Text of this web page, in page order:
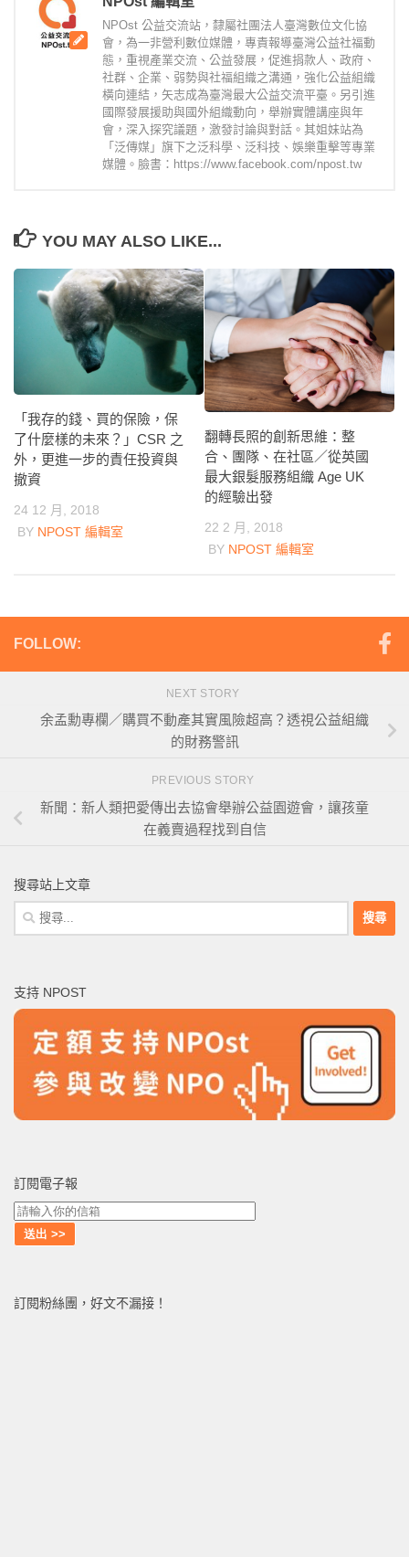
NPOst 公益交流站，隸屬社團法人臺灣數位文化協
會，為一非營利數位媒體，專責報導臺灣公益社福動
態，重視產業交流、公益發展，促進捐款人、政府、
社群、企業、弱勢與社福組織之溝通，強化公益組織
橫向連結，矢志成為臺灣最大公益交流平臺。另引進
國際發展援助與國外組織動向，舉辦實體講座與年
會，深入探究議題，激發討論與對話。其姐妹站為
「泛傳媒」旗下之泛科學、泛科技、娛樂重擊等專業
媒體。臉書：https://www.facebook.com/npost.tw
YOU MAY ALSO LIKE...
「我存的錢、買的保險，保
了什麼樣的未來？」CSR 之
外，更進一步的責任投資與
撤資
24 12 月, 2018
BY NPOST 編輯室
翻轉長照的創新思維：整
合、團隊、在社區／從英國
最大銀髮服務組織 Age UK
的經驗出發
22 2 月, 2018
BY NPOST 編輯室
FOLLOW:
NEXT STORY
余孟勳專欄／購買不動產其實風險超高？透視公益組織
的財務警訊
PREVIOUS STORY
新聞：新人類把愛傳出去協會舉辦公益園遊會，讓孩童
在義賣過程找到自信
搜尋站上文章
搜
尋
字:
支持 NPOST
訂閱電子報
訂閱粉絲團，好文不漏接！